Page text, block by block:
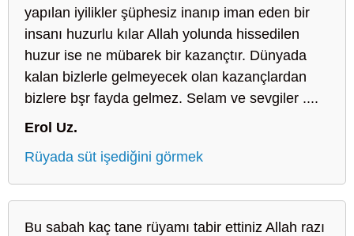
yapılan iyilikler şüphesiz inanıp iman eden bir
insanı huzurlu kılar Allah yolunda hissedilen
huzur ise ne mübarek bir kazançtır. Dünyada
kalan bizlerle gelmeyecek olan kazançlardan
bizlere bşr fayda gelmez. Selam ve sevgiler ....
Erol Uz.
Rüyada süt işediğini görmek
Bu sabah kaç tane rüyamı tabir ettiniz Allah razı